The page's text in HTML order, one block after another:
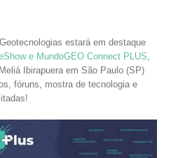
estará em destaque
e MundoGEO Connect PLUS
Ibirapuera em São Paulo (SP)
fóruns, mostra de tecnologia e